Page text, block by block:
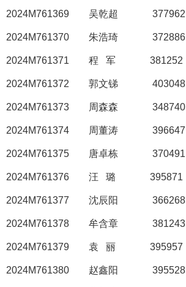
2024M761369 吴乾超 377962
2024M761370 朱浩琦 372886
2024M761371 程 军 381252
2024M761372 郭文锑 403048
2024M761373 周森森 348740
2024M761374 周董涛 396647
2024M761375 唐卓栋 370491
2024M761376 汪 璐 395871
2024M761377 沈辰阳 366268
2024M761378 牟含章 381243
2024M761379 袁 丽 395957
2024M761380 赵鑫阳 395528